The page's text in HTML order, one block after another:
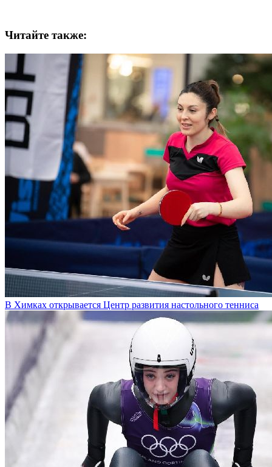
Читайте также:
В Химках открывается Центр развития настольного тенниса